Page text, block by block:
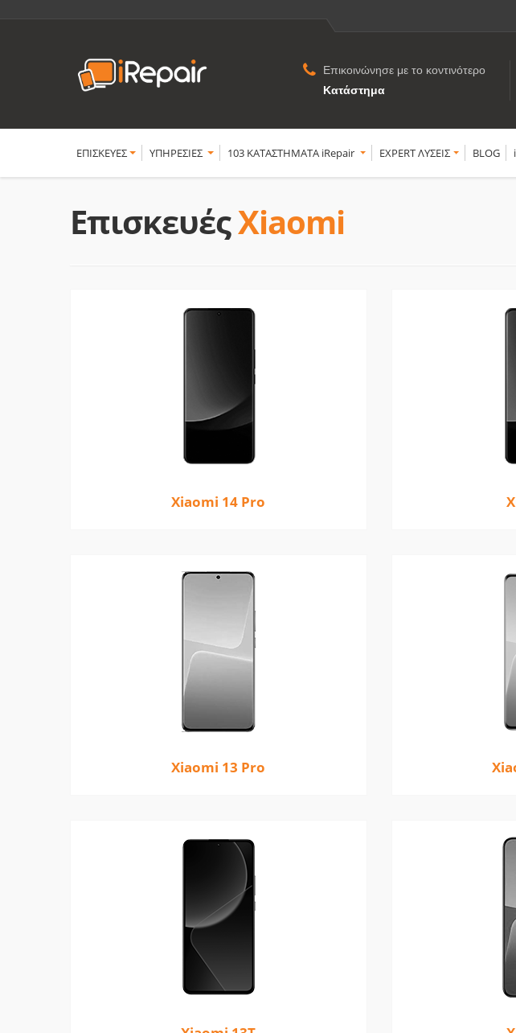
Επικοινώνησε με το κοντινότερο
Κατάστημα
ΕΠΙΣΚΕΥΕΣ YΠΗΡΕΣΙΕΣ 103 ΚΑΤΑΣΤΗΜΑΤΑ iRepair EXPERT ΛΥΣΕΙΣ BLOG
ΕπισκευέςXiaomi
Xiaomi 14 Pro
Xiaomi 13 Pro